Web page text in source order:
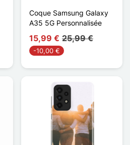
Coque Samsung Galaxy
A35 5G Personnalisée
15,99 € 25,99 €
-10,00 €